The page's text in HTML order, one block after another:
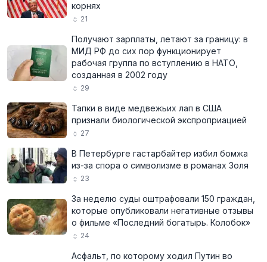
корнях
21
Получают зарплаты, летают за границу: в
МИД РФ до сих пор функционирует
рабочая группа по вступлению в НАТО,
созданная в 2002 году
29
Тапки в виде медвежьих лап в США
признали биологической экспроприацией
27
В Петербурге гастарбайтер избил бомжа
из-за спора о символизме в романах Золя
23
За неделю суды оштрафовали 150 граждан,
которые опубликовали негативные отзывы
о фильме «Последний богатырь. Колобок»
24
Асфальт, по которому ходил Путин во